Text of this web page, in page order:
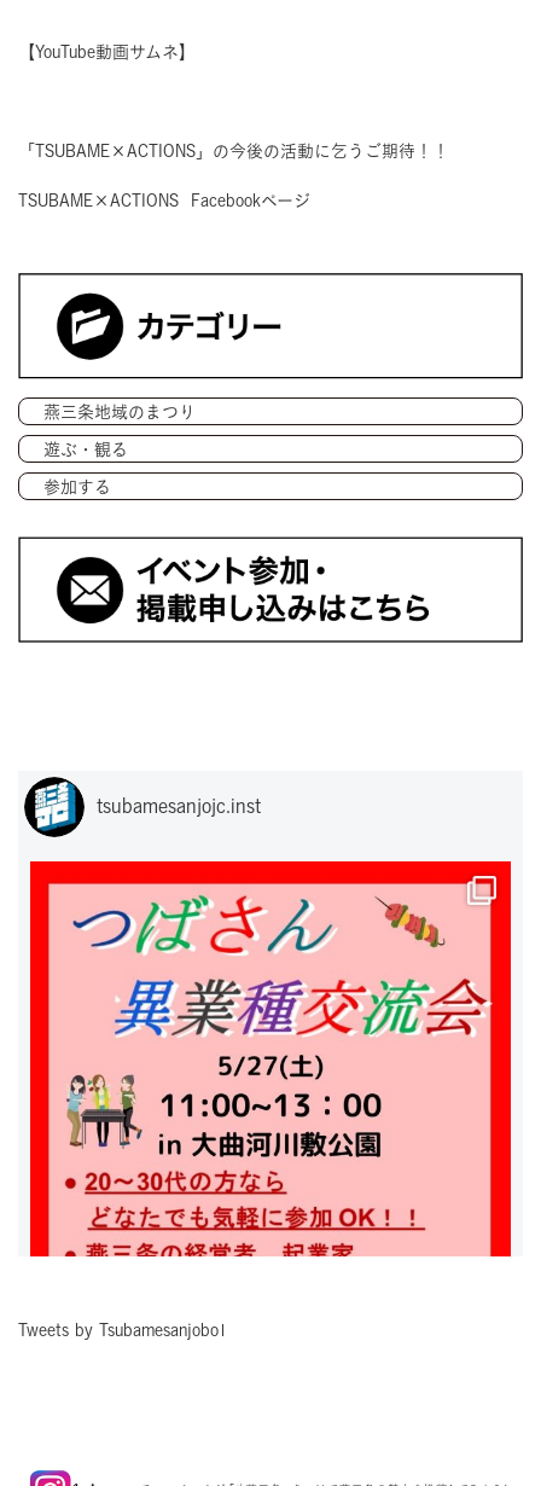
【YouTube動画サムネ】
「TSUBAME×ACTIONS」の今後の活動に乞うご期待！！
TSUBAME×ACTIONS Facebookページ
燕三条地域のまつり
遊ぶ・観る
参加する
tsubamesanjojc.inst
Follow on Instagram
Tweets by Tsubamesanjobo1